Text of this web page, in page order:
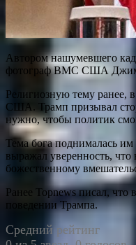
Автором нашумевшего
фотограф ВМС США Джим
Религиозную тему ранее,
США. Трамп призывал
нужно, чтобы политик
Тема бога поднималась
выражал уверенность, что
божественному
Ранее Topnews писал,
поведении Трампа.
Средний рейтинг